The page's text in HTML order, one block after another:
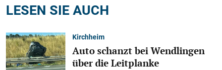
LESEN SIE AUCH
Kirchheim
Auto schanzt bei Wendlingen
über die Leitplanke